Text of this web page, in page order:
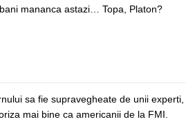
mananca astazi… Topa, Platon?
sa fie supravegheate de unii experti,
mai bine ca americanii de la FMI.